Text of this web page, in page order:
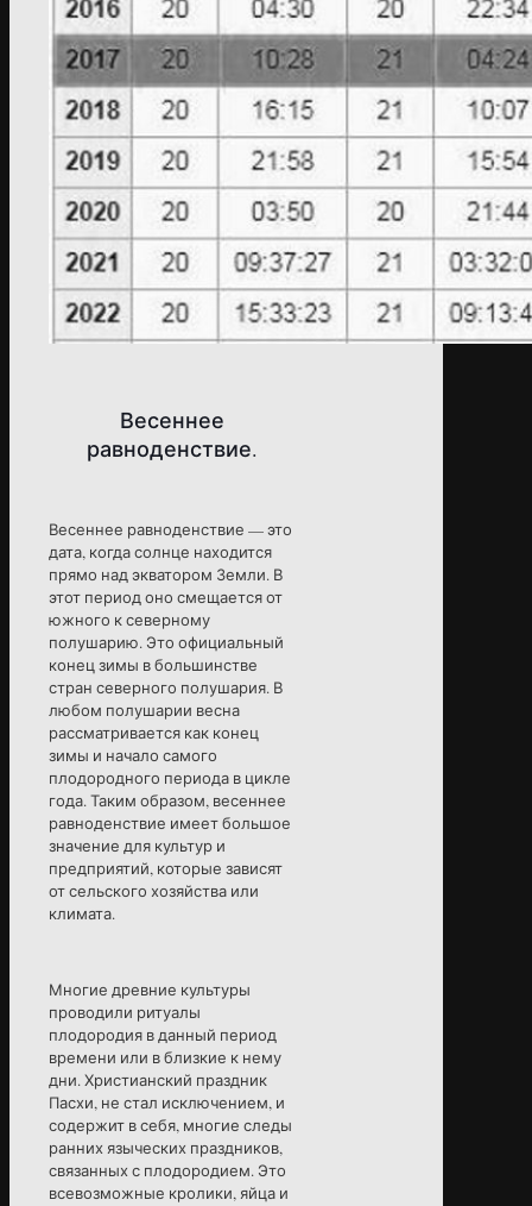
Весеннее
равноденствие.
Весеннее равноденствие — это
дата, когда солнце находится
прямо над экватором Земли. В
этот период оно смещается от
южного к северному
полушарию. Это официальный
конец зимы в большинстве
стран северного полушария. В
любом полушарии весна
рассматривается как конец
зимы и начало самого
плодородного периода в цикле
года. Таким образом, весеннее
равноденствие имеет большое
значение для культур и
предприятий, которые зависят
от сельского хозяйства или
климата.
Многие древние культуры
проводили ритуалы
плодородия в данный период
времени или в близкие к нему
дни. Христианский праздник
Пасхи, не стал исключением, и
содержит в себя, многие следы
ранних языческих праздников,
связанных с плодородием. Это
всевозможные кролики, яйца и